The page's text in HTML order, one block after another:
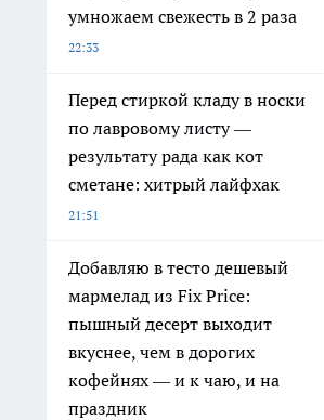
умножаем свежесть в 2 раза
22:33
Перед стиркой кладу в носки
по лавровому листу —
результату рада как кот
сметане: хитрый лайфхак
21:51
Добавляю в тесто дешевый
мармелад из Fix Price:
пышный десерт выходит
вкуснее, чем в дорогих
кофейнях — и к чаю, и на
праздник